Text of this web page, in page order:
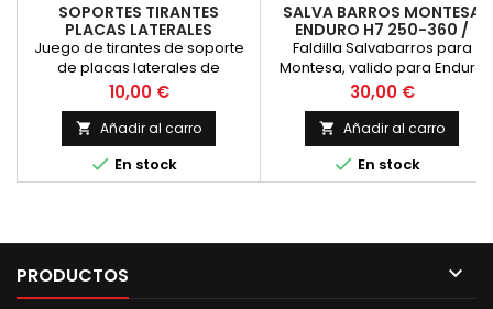
SOPORTES TIRANTES
PLACAS LATERALES
MONTESA H6 H7 CAPPRA
Juego de tirantes de soporte
de placas laterales de
montesa cappra y H6. Nuevos,
cincados.
Precio
10,00 €
 Añadir al carro
 En stock
SALVA BARROS MONTESA
ENDURO H7 250-360 /
CAPPRA VG
Faldilla Salvabarros para
Montesa, valido para Enduro
H7 250, Enduro H7 360 y
Montesa Cappra VG,
recomendamos montarlo
sobre arandelas de goma o
bridas plasticas. Al tratarse de
un recambio refabricado en
se corrigen en el proceso de
Precio
30,00 €
 Añadir al carro
 En stock
PRODUCTOS 